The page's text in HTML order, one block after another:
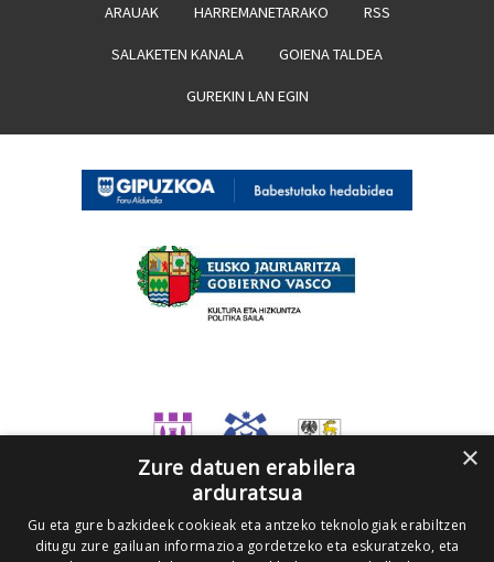
ARAUAK HARREMANETARAKO RSS
SALAKETEN KANALA GOIENA TALDEA
GUREKIN LAN EGIN
×
Zure datuen erabilera
arduratsua
Gu eta gure bazkideek cookieak eta antzeko teknologiak erabiltzen
ditugu zure gailuan informazioa gordetzeko eta eskuratzeko, eta